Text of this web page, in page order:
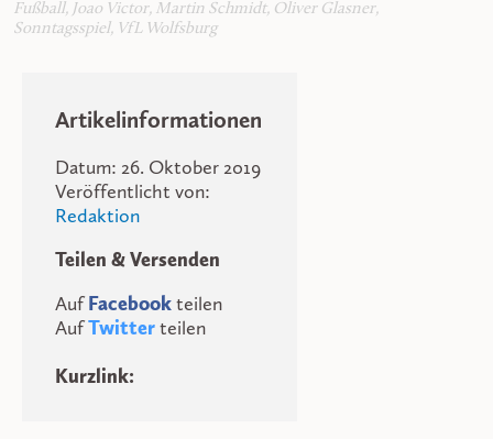
Fußball, Joao Victor, Martin Schmidt, Oliver Glasner,
Sonntagsspiel, VfL Wolfsburg
Artikelinformationen
Datum: 26. Oktober 2019
Veröffentlicht von:
Redaktion
Teilen & Versenden
AufFacebookteilen
AufTwitterteilen
Kurzlink: